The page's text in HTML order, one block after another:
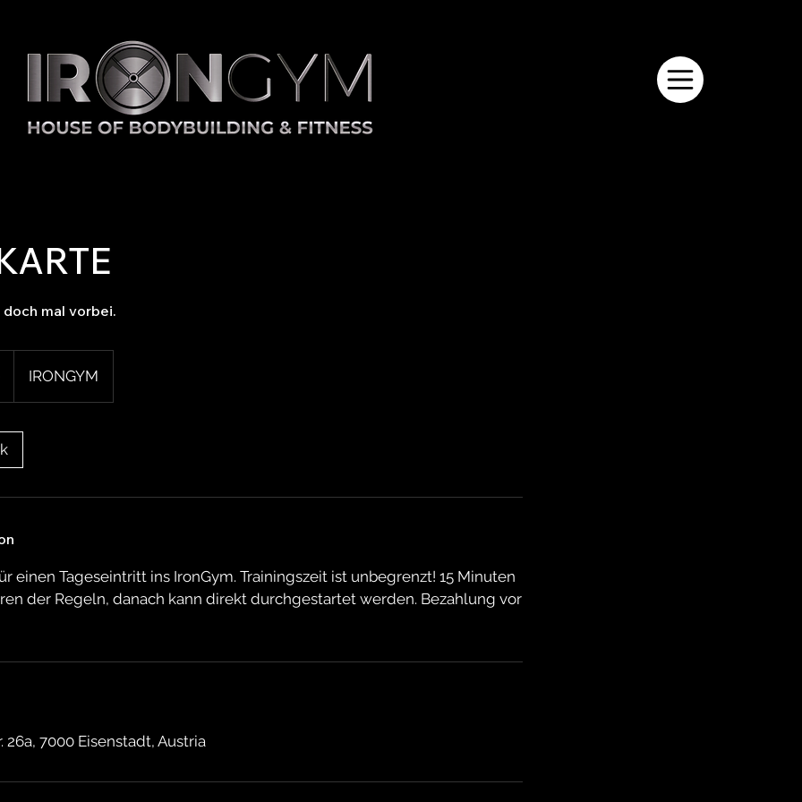
mal vorbei.
IRONGYM
einen Tageseintritt ins IronGym. Trainingszeit ist unbegrenzt! 15 Minuten
der Regeln, danach kann direkt durchgestartet werden. Bezahlung vor
26a, 7000 Eisenstadt, Austria